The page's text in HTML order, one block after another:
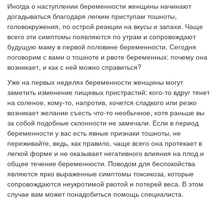
Иногда о наступлении беременности женщины начинают
догадываться благодаря легким приступам тошноты,
головокружения, по острой реакции на вкусы и запахи. Чаще
всего эти симптомы появляются по утрам и сопровождают
будущую маму в первой половине беременности. Сегодня
поговорим с вами о тошноте и рвоте беременных: почему она
возникает, и как с ней можно справиться?
Уже на первых неделях беременности женщины могут
заметить изменение пищевых пристрастий: кого-то вдруг тянет
на соленое, кому-то, напротив, хочется сладкого или резко
возникает желание съесть что-то необычное, хотя раньше вы
за собой подобные склонности не замечали. Если в период
беременности у вас есть явные признаки тошноты, не
переживайте, ведь, как правило, чаще всего она протекает в
легкой форме и не оказывает негативного влияния на плод и
общее течение беременности. Поводом для беспокойства
являются ярко выраженные симптомы токсикоза, которые
сопровождаются неукротимой рвотой и потерей веса. В этом
случае вам может понадобиться помощь специалиста.